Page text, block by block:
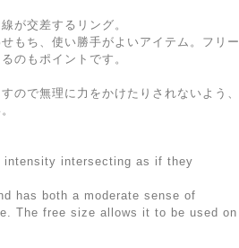
が交差するリング。
もち、使い勝手がよいアイテム。フリー
のもポイントです。
ので無理に力をかけたりされないよう、
intersecting as if they
has both a moderate sense of
The free size allows it to be used on